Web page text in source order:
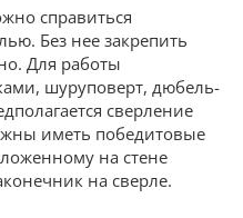
справиться
Без нее закрепить
Для работы
шуруповерт, дюбель-
сверление
иметь победитовые
на стене
на сверле.